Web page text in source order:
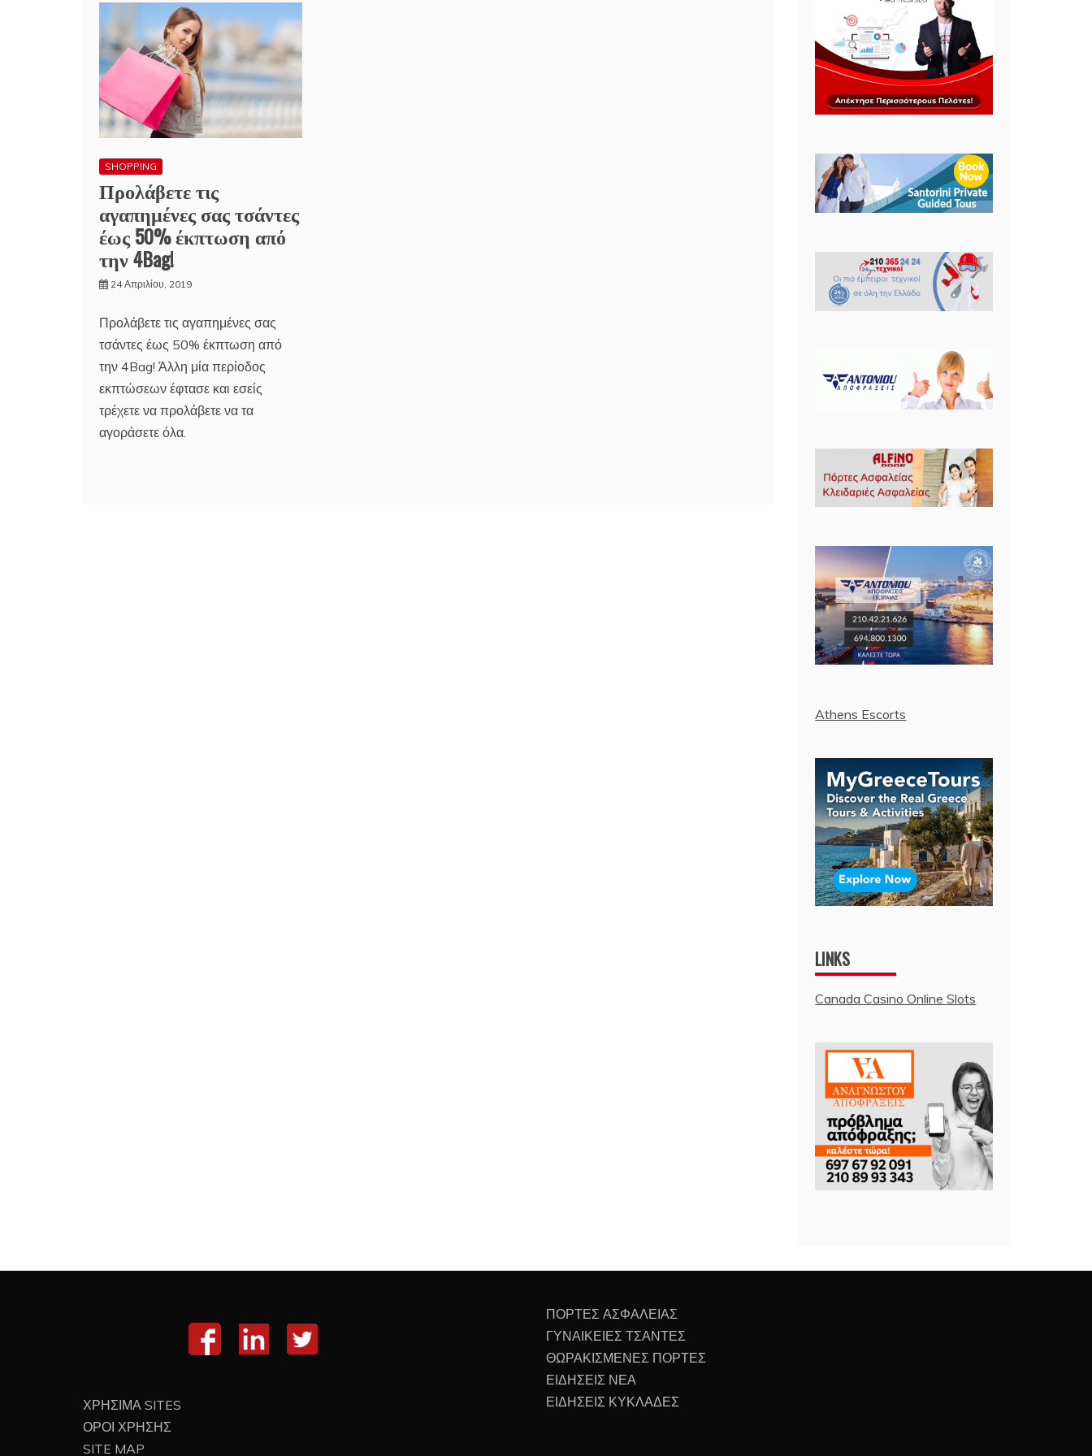
SHOPPING
Προλάβετε τις
αγαπημένες σας τσάντες
έως 50% έκπτωση από
την 4Bag!
24 Απριλίου, 2019
Προλάβετε τις αγαπημένες σας
τσάντες έως 50% έκπτωση από
την 4Bag! Άλλη μία περίοδος
εκπτώσεων έφτασε και εσείς
τρέχετε να προλάβετε να τα
αγοράσετε όλα.
Athens Escorts
LINKS
Canada Casino Online Slots
ΧΡΗΣΙΜΑ SITES
ΟΡΟΙ ΧΡΗΣΗΣ
SITE MAP
ΠΟΡΤΕΣ ΑΣΦΑΛΕΙΑΣ
ΓΥΝΑΙΚΕΙΕΣ ΤΣΑΝΤΕΣ
ΘΩΡΑΚΙΣΜΕΝΕΣ ΠΟΡΤΕΣ
ΕΙΔΗΣΕΙΣ ΝΕΑ
ΕΙΔΗΣΕΙΣ ΚΥΚΛΑΔΕΣ